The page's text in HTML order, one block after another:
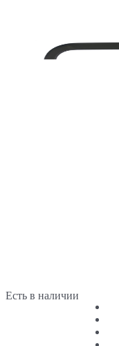
Есть в наличии